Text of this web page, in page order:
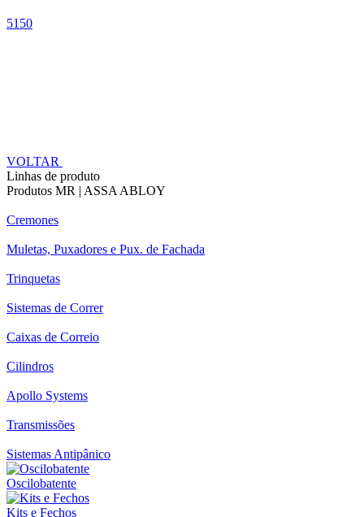
5150
VOLTAR
Linhas de produto
Produtos MR | ASSA ABLOY
Cremones
Muletas, Puxadores e Pux. de Fachada
Trinquetas
Sistemas de Correr
Caixas de Correio
Cilindros
Apollo Systems
Transmissões
Sistemas Antipânico
Oscilobatente
Kits e Fechos